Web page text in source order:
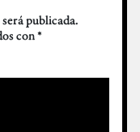
publicada.
con*